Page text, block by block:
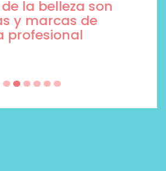
la belleza son
y marcas de
profesional